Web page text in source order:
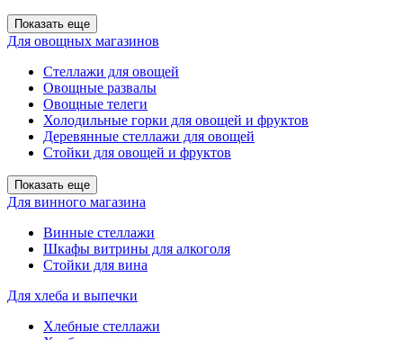
Показать еще
Для овощных магазинов
Стеллажи для овощей
Овощные развалы
Овощные телеги
Холодильные горки для овощей и фруктов
Деревянные стеллажи для овощей
Стойки для овощей и фруктов
Показать еще
Для винного магазина
Винные стеллажи
Шкафы витрины для алкоголя
Стойки для вина
Для хлеба и выпечки
Хлебные стеллажи